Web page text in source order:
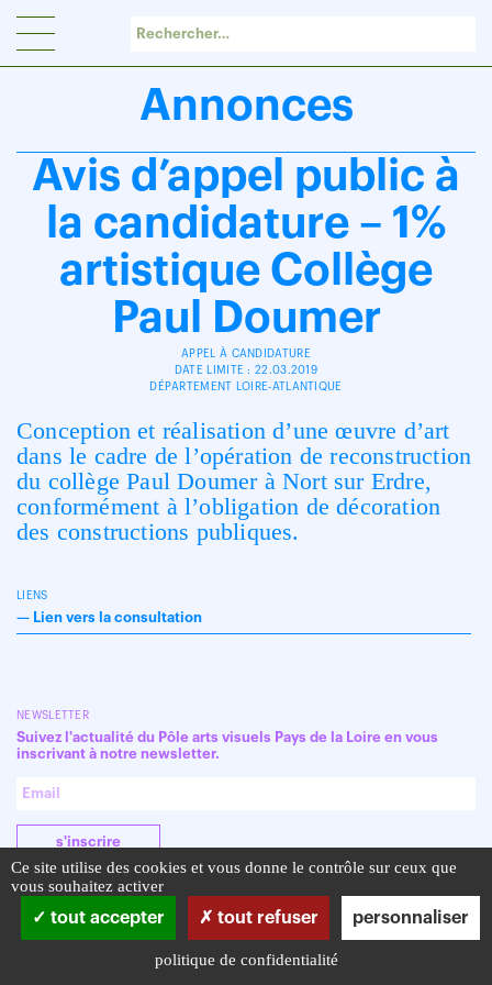
Annonces
Avis d’appel public à
la candidature – 1%
artistique Collège
Paul Doumer
APPEL À CANDIDATURE
DATE LIMITE : 22.03.2019
DÉPARTEMENT LOIRE-ATLANTIQUE
Conception et réalisation d’une œuvre d’art
dans le cadre de l’opération de reconstruction
du collège Paul Doumer à Nort sur Erdre,
conformément à l’obligation de décoration
des constructions publiques.
LIENS
— Lien vers la consultation
NEWSLETTER
Suivez l'actualité du Pôle arts visuels Pays de la Loire en vous
inscrivant à notre newsletter.
s'inscrire
Ce site utilise des cookies et vous donne le contrôle sur ceux que
vous souhaitez activer
tout accepter
tout refuser personnaliser
politique de confidentialité